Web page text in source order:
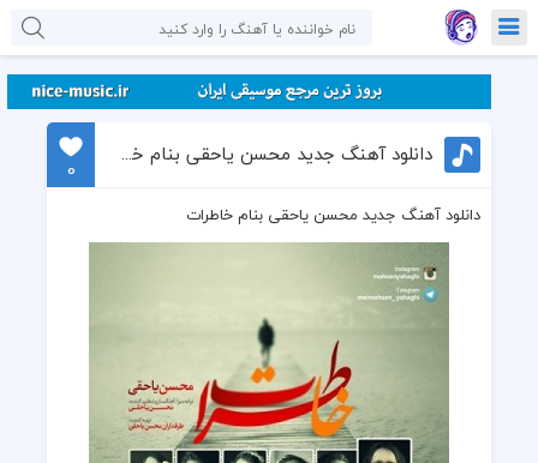
دانلود آهنگ جدید محسن یاحقی بنام خاطرات
0
دانلود آهنگ جدید محسن یاحقی بنام خاطرات